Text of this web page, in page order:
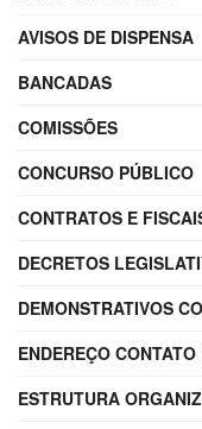
AVISOS DE DISPENSA
BANCADAS
COMISSÕES
CONCURSO PÚBLICO
CONTRATOS E
DECRETOS
DEMONSTRATIVOS
ENDEREÇO
ESTRUTURA